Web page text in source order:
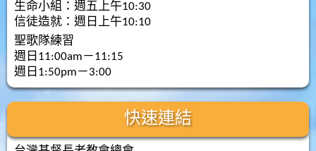
生命小組：週五上午10:30
信徒造就：週日上午10:10
聖歌隊練習
週日11:00am－11:15
週日1:50pm－3:00
快速連結